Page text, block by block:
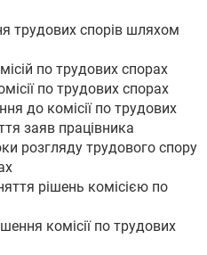
трудових спорів шляхом
по трудових спорах
по трудових спорах
до комісії по трудових
заяв працівника
розгляду трудового спору
рішень комісією по
комісії по трудових